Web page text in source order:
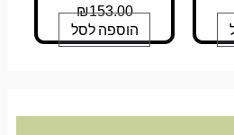
₪153.00
הוספה לסל